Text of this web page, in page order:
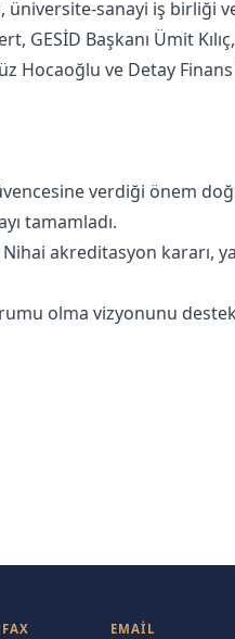
üniversite-sanayi iş birliği
GESİD Başkanı Ümit
Hocaoğlu ve Detay
verdiği önem
tamamladı.
akreditasyon kararı,
olma vizyonunu
FAX EMAIL